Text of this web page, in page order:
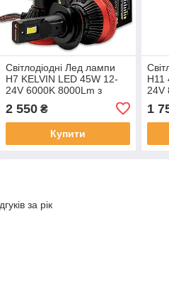
Світлодіодні Лед лампи
H7 KELVIN LED 45W 12-
24V 6000K 8000Lm з
2 550₴
Купити
H11
24V
1
за рік